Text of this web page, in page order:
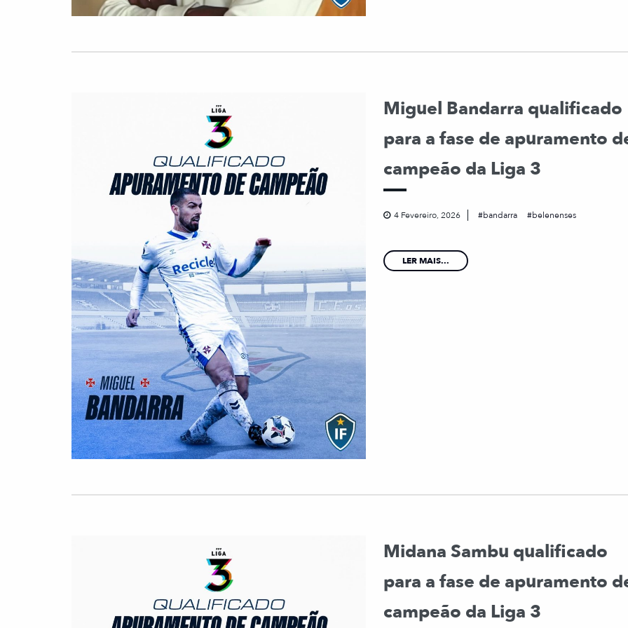
Miguel Bandarra qualificado
para a fase de apuramento
campeão da Liga 3
4 Fevereiro, 2026 bandarra belenenses
LER MAIS...
Midana Sambu qualificado
para a fase de apuramento
campeão da Liga 3